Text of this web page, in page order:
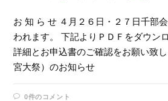
お 知 ら せ ４月２６日・２７日千部
われます。 下記よりＰＤＦをダウン
詳細とお申込書のご確認をお願い致
宮大祭）のお知らせ
0件のコメント